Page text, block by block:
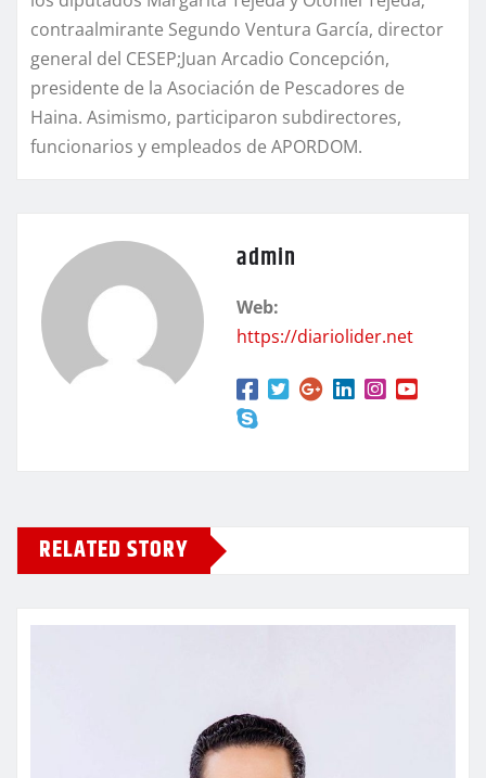
contraalmirante Segundo Ventura García, director
general del CESEP;Juan Arcadio Concepción,
presidente de la Asociación de Pescadores de
Haina. Asimismo, participaron subdirectores,
funcionarios y empleados de APORDOM.
admin
Web:
https://diariolider.net
RELATED STORY